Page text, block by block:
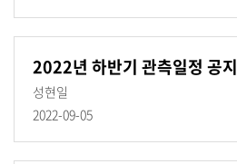
2022년 하반기 관측일정 공지
성현일
2022-09-05